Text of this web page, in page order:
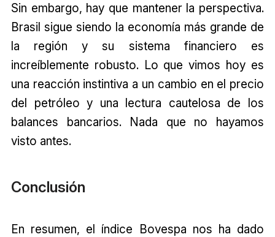
Sin embargo, hay que mantener la perspectiva.
Brasil sigue siendo la economía más grande de
la región y su sistema financiero es
increíblemente robusto. Lo que vimos hoy es
una reacción instintiva a un cambio en el precio
del petróleo y una lectura cautelosa de los
balances bancarios. Nada que no hayamos
visto antes.
Conclusión
En resumen, el índice Bovespa nos ha dado